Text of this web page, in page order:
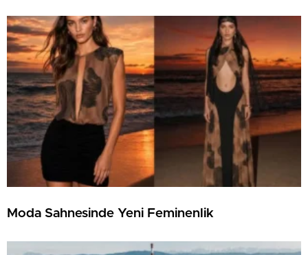
Moda Sahnesinde Yeni Feminenlik